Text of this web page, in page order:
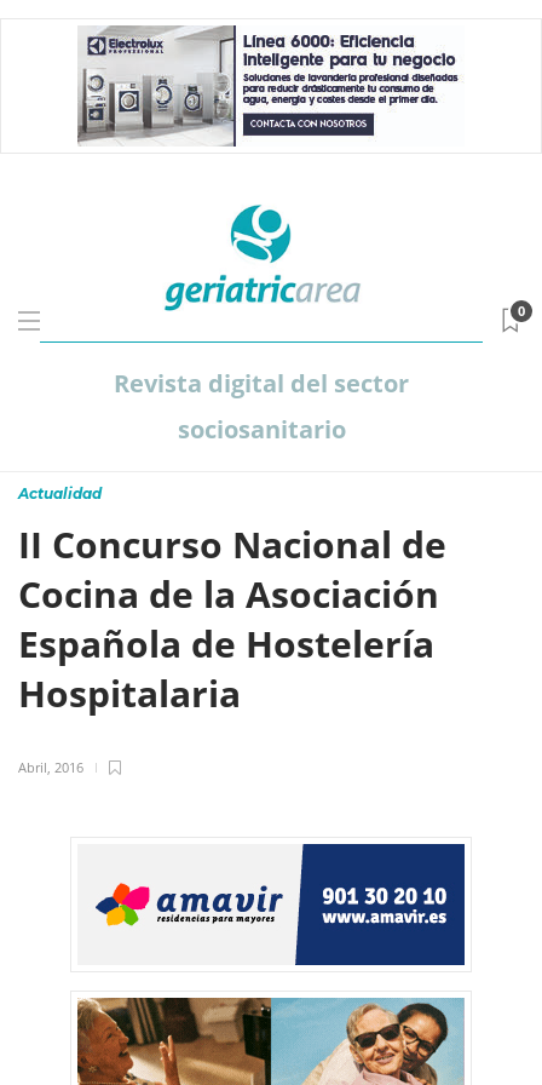
Revista digital del sector
sociosanitario
0
Actualidad
II Concurso Nacional de
Cocina de la Asociación
Española de Hostelería
Hospitalaria
Abril, 2016